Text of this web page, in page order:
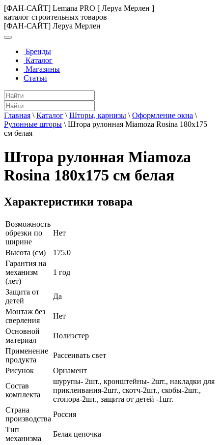
[ФАН-САЙТ] Lemana PRO [ Леруа Мерлен ]
каталог строительных товаров
[ФАН-САЙТ] Леруа Мерлен
Бренды
Каталог
Магазины
Статьи
Главная \ Каталог \ Шторы, карнизы \ Оформление окна \
Рулонные шторы \ Штора рулонная Miamoza Rosina 180x175
см белая
Штора рулонная Miamoza
Rosina 180x175 см белая
Характеристики товара
Возможность
обрезки по
ширине
Нет
Высота (см)
175.0
Гарантия на
механизм
(лет)
1 год
Защита от
детей
Да
Монтаж без
сверления
Нет
Основной
материал
Полиэстер
Применение
продукта
Рассеивать свет
Рисунок
Орнамент
Состав
комплекта
шурупы- 2шт., кронштейны- 2шт., накладки для
приклеивания-2шт., скотч-2шт., скобы-2шт.,
стопора-2шт., защита от детей -1шт.
Страна
производства
Россия
Тип
механизма
Белая цепочка